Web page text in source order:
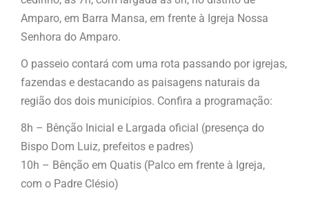
Amparo, em Barra Mansa, em frente à Igreja Nossa
Senhora do Amparo.
O passeio contará com uma rota passando por igrejas,
fazendas e destacando as paisagens naturais da
região dos dois municípios. Confira a programação:
8h – Bênção Inicial e Largada oficial (presença do
Bispo Dom Luiz, prefeitos e padres)
10h – Bênção em Quatis (Palco em frente à Igreja,
com o Padre Clésio)